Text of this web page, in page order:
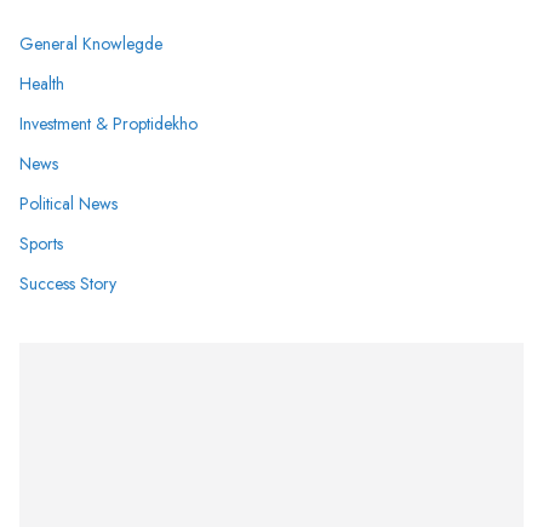
General Knowlegde
Health
Investment & Proptidekho
News
Political News
Sports
Success Story